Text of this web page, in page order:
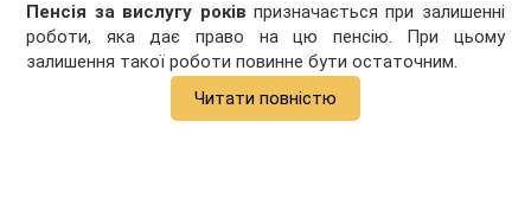
Пенсія за вислугу років призначається при залишенні
роботи, яка дає право на цю пенсію. При цьому
залишення такої роботи повинне бути остаточним.
Читати повністю